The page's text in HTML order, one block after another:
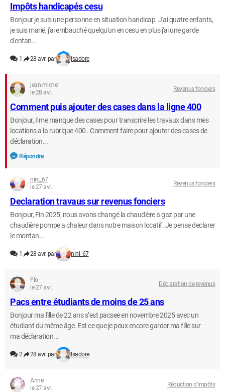
Impôts handicapés cesu
Bonjour je suis une personne en situation handicap. J'ai quatre enfants,
je suis marié, j'ai embauché quelqu'un en cesu en plus j'ai une garde
d'enfan...
1 28 avr. par Isadore
jean-michel
le 28 avr.
Revenus fonciers
Comment puis ajouter des cases dans la ligne 400
Bonjour, il me manque des cases pour transcrire les travaux dans mes
locations a la rubrique 400 . Comment faire pour ajouter des cases de
déclaration...
Répondre
nini_67
le 27 avr.
Revenus fonciers
Declaration travaus sur revenus fonciers
Bonjour, Fin 2025, nous avons changé la chaudière a gaz par une
chaudière pompe a chaleur dans notre maison locatif. Je pense declarer
le montan...
1 28 avr. par nini_67
Flo
le 27 avr.
Déclaration de revenus
Pacs entre étudiants de moins de 25 ans
Bonjour ma fille de 22 ans s’est pacsee en novembre 2025 avec un
étudiant du même âge. Est ce que je peux encore garder ma fille sur
ma déclaration...
2 28 avr. par Isadore
Anne
le 27 avr.
Réduction d'impôts